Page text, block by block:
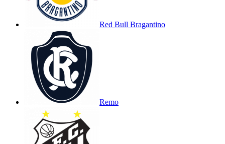
Red Bull Bragantino
Remo